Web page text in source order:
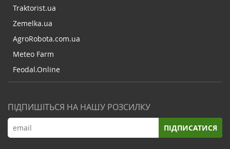
Traktorist.ua
Zemelka.ua
AgroRobota.com.ua
Meteo Farm
Feodal.Online
ПІДПИШІТЬСЯ НА НАШУ РОЗСИЛКУ
ПІДПИСАТИСЯ